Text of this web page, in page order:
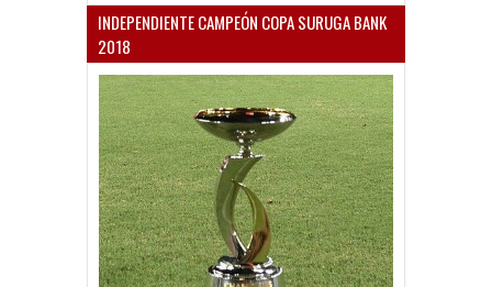
INDEPENDIENTE CAMPEÓN COPA SURUGA BANK
2018